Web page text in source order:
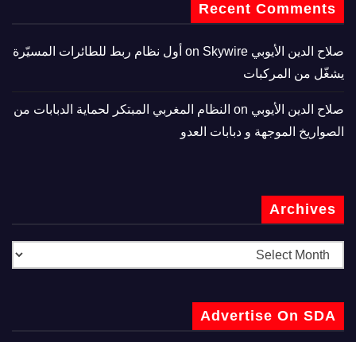
Recent Comments
صلاح الدين الأيوبي
Skywire أول نظام ربط للطائرات المسيّرة
يشغّل من المركبات
صلاح الدين الأيوبي
النظام المغربي المبتكر لحماية الدبابات من
الصواريخ الموجهة و دبابات العدو
Archives
Advertise On SDA